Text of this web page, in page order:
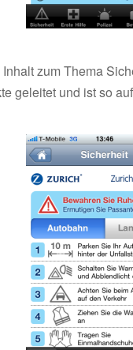
zum Thema
geleitet und ist so